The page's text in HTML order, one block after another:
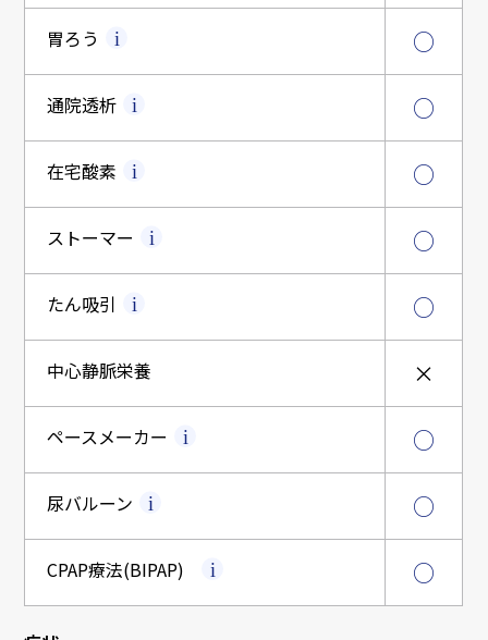
胃ろう ○
通院透析 ○
在宅酸素 ○
ストーマー ○
たん吸引 ○
中心静脈栄養 ×
ペースメーカー ○
尿バルーン ○
CPAP療法(BIPAP) ○